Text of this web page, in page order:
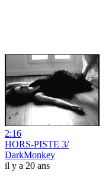
2:16
HORS-PISTE 3/
DarkMonkey
il y a 20 ans